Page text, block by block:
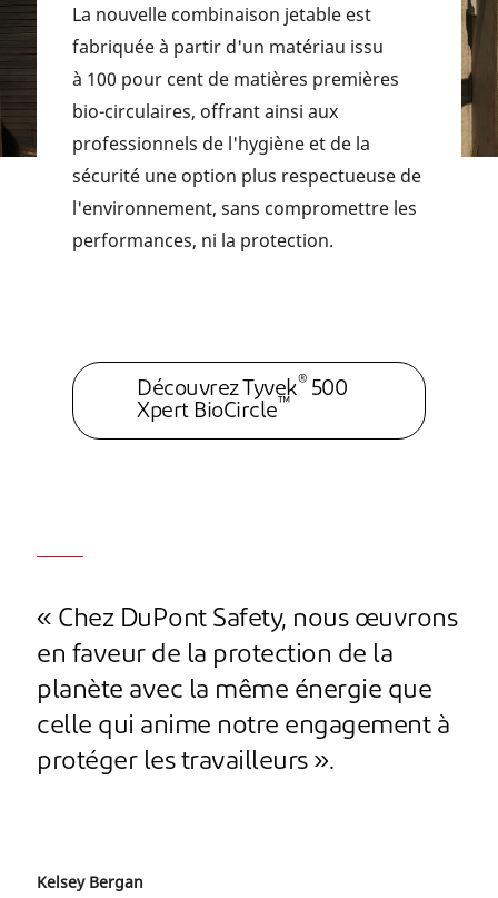
La nouvelle combinaison jetable est
fabriquée à partir d'un matériau issu
à 100 pour cent de matières premières
bio-circulaires, offrant ainsi aux
professionnels de l'hygiène et de la
sécurité une option plus respectueuse de
l'environnement, sans compromettre les
performances, ni la protection.
Découvrez Tyvek® 500
Xpert BioCircle™
« Chez DuPont Safety, nous œuvrons
en faveur de la protection de la
planète avec la même énergie que
celle qui anime notre engagement à
protéger les travailleurs ».
Kelsey Bergan